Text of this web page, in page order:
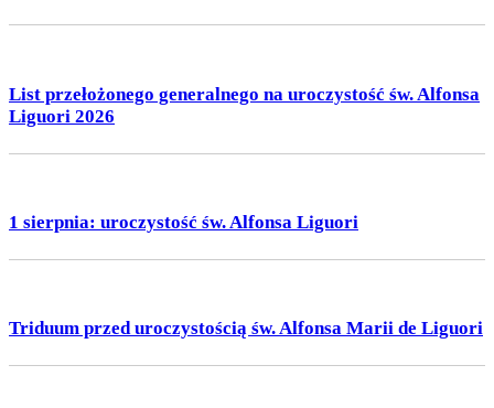
List przełożonego generalnego na uroczystość św. Alfonsa
Liguori 2026
1 sierpnia: uroczystość św. Alfonsa Liguori
Triduum przed uroczystością św. Alfonsa Marii de Liguori